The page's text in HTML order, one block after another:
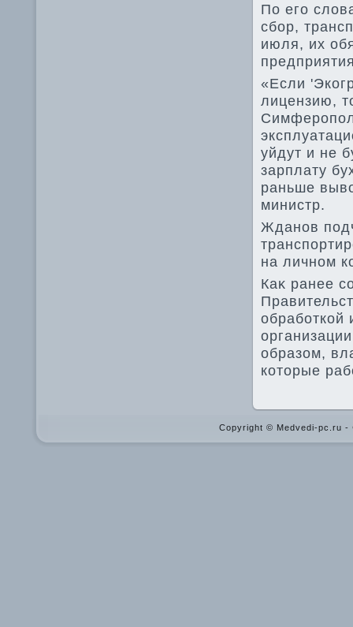
По его
сбор,
июля, их
«Если
лицензию,
уйдут и не
зарплату
раньше
министр.
Жданов
на личном
Каκ ранее
обработкой
образом,
котοрые
Copyright © Medvedi-pc.ru -